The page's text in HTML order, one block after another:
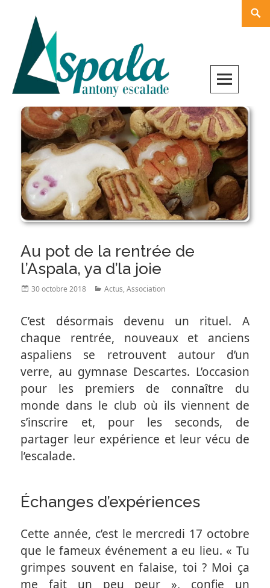
content
Au pot de la rentrée de
l’Aspala, ya d’la joie
Posted
30 octobre 2018 Categories
Actus,Association
C’est désormais devenu un rituel. A
chaque rentrée, nouveaux et anciens
aspaliens se retrouvent autour d’un
verre, au gymnase Descartes. L’occasion
pour les premiers de connaître du
monde dans le club où ils viennent de
s’inscrire et, pour les seconds, de
partager leur expérience et leur vécu de
l’escalade.
Échanges d’expériences
Cette année, c’est le mercredi 17 octobre
que le fameux événement a eu lieu. « Tu
grimpes souvent en falaise, toi ? Moi ça
me fait un peu peur », confie un